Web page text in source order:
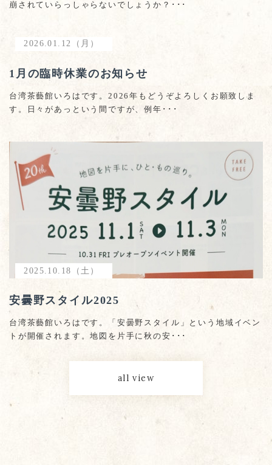
崩されていらっしゃらないでしょうか？･･･
2026.01.12（月）
1月の臨時休業のお知らせ
台湾茶藝館いろはです。2026年もどうぞよろしくお願致しま
す。日々があっという間ですが、例年･･･
2025.10.18（土）
安曇野スタイル2025
台湾茶藝館いろはです。「安曇野スタイル」という地域イベン
トが開催されます。地図を片手に秋の安･･･
all view